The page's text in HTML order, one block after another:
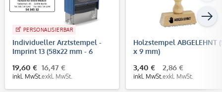
PERSONALISIERBAR
Individueller Arztstempel -
Imprint 13 (58x22 mm - 6
19,60 €
inkl. MwSt.
16,47 €
exkl. MwSt.
Holzstempel ABGELEHNT
x 9 mm)
3,40 €
inkl. MwSt.
2,86 €
exkl. MwSt.